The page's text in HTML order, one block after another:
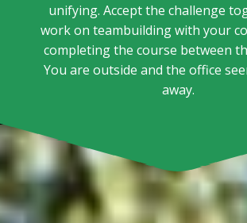
unifying. Accept the challenge
work on teambuilding with your
completing the course between
You are outside and the office
away.